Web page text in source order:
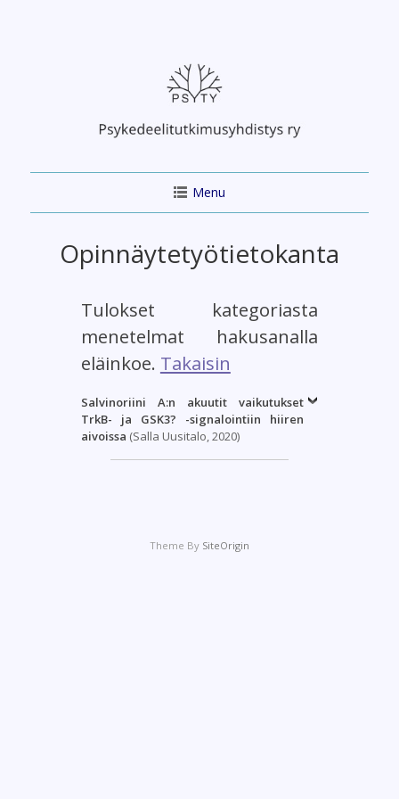
Menu
Opinnäytetyötietokanta
Tulokset kategoriasta
menetelmat hakusanalla
eläinkoe. Takaisin
Salvinoriini A:n akuutit vaikutukset
TrkB- ja GSK3? -signalointiin hiiren
aivoissa (Salla Uusitalo, 2020)
Theme By SiteOrigin